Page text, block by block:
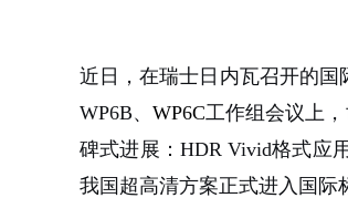
近日，在瑞士日内瓦召开的国
WP6B、WP6C工作组会议上，
碑式进展：HDR Vivid格式应
我国超高清方案正式进入国际